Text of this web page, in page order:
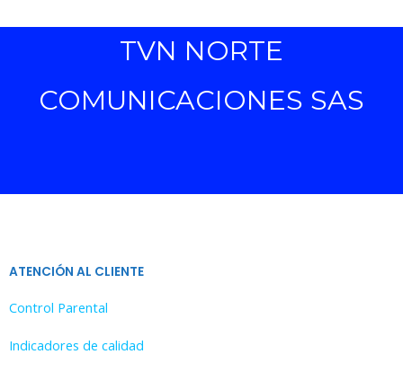
TVN NORTE
COMUNICACIONES SAS
ATENCIÓN AL CLIENTE
Control Parental
Indicadores de calidad